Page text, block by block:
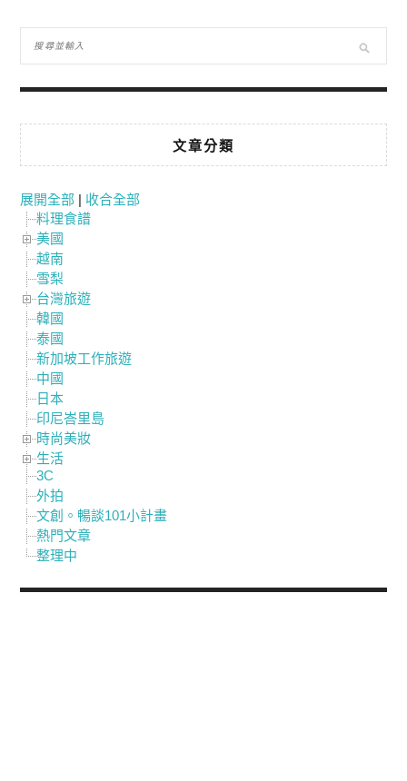
文章分類
展開全部 | 收合全部
料理食譜
美國
越南
雪梨
台灣旅遊
韓國
泰國
新加坡工作旅遊
中國
日本
印尼峇里島
時尚美妝
生活
3C
外拍
文創。暢談101小計畫
熱門文章
整理中